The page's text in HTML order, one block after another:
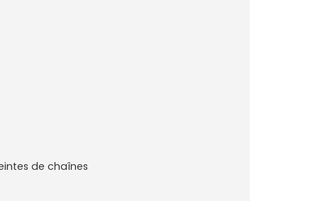
de chaînes